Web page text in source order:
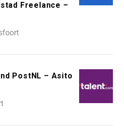
Freelance –
PostNL – Asito